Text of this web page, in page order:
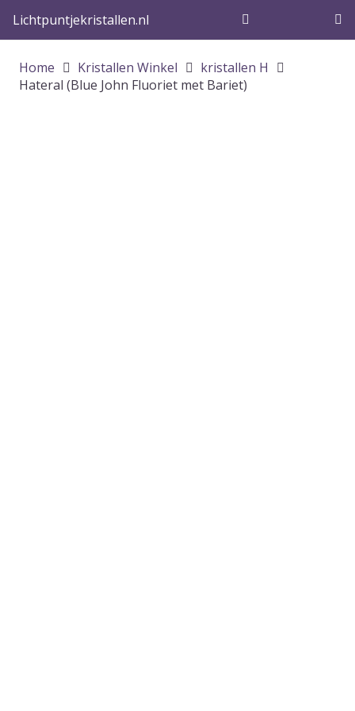
Lichtpuntjekristallen.nl
Home Kristallen Winkel
kristallen H
Hateral (Blue John Fluoriet met Bariet)